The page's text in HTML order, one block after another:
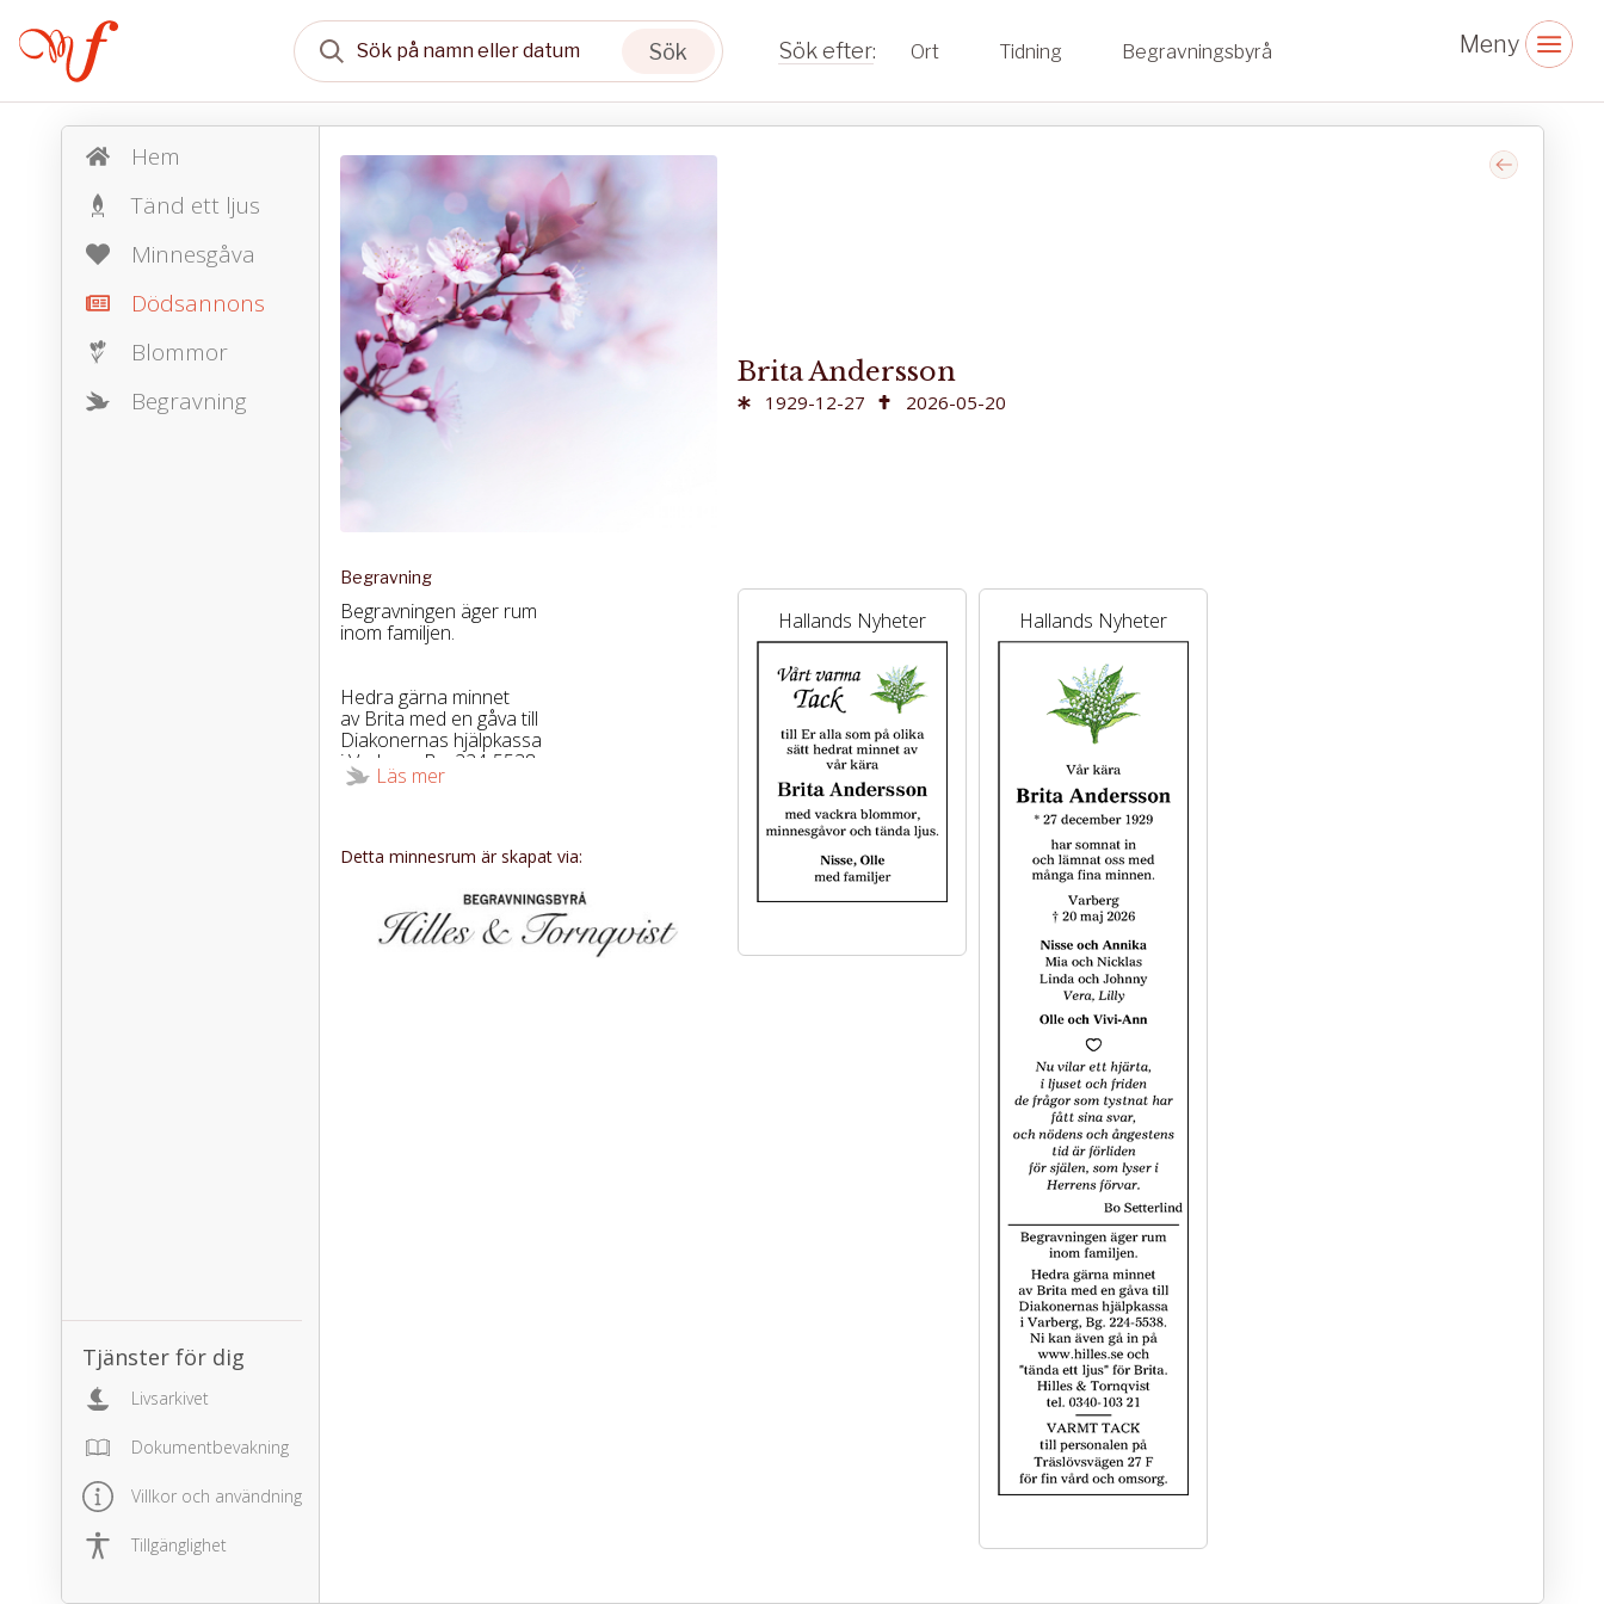
Sök Ort Tidning Begravningsbyrå
Hem
Tänd ett ljus
Minnesgåva
Dödsannons
Blommor
Begravning
Tjänster för dig
Livsarkivet
Dokumentbevakning
Villkor och användning
Tillgänglighet
Begravning
Begravningen äger rum
inom familjen.
Hedra gärna minnet
av Brita med en gåva till
Diakonernas hjälpkassa
i Varberg, Bg. 224-5538.
Ni kan även gå in på www.hilles.se och
tel. 0340-103 21
Läs mer
Detta minnesrum är skapat via:
Brita Andersson
1929-12-27 2026-05-20
Hallands Nyheter Hallands Nyheter